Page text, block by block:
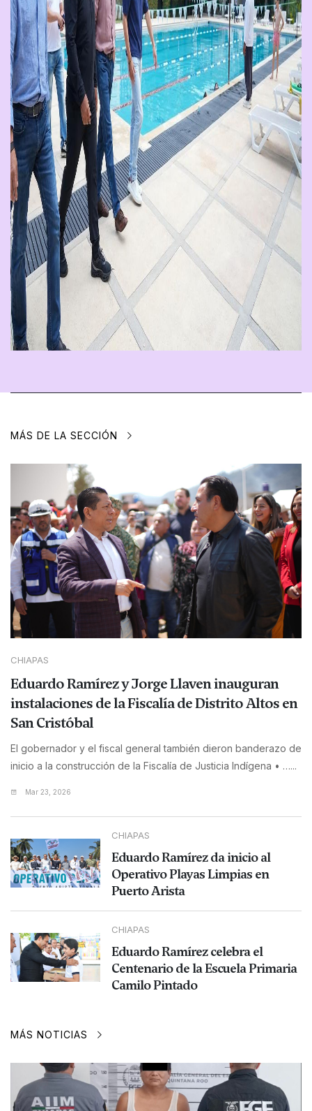
MÁS DE LA SECCIÓN
CHIAPAS
Eduardo Ramírez y Jorge Llaven inauguran
instalaciones de la Fiscalía de Distrito Altos en
San Cristóbal
El gobernador y el fiscal general también dieron banderazo de
inicio a la construcción de la Fiscalía de Justicia Indígena • …...
Mar 23, 2026
CHIAPAS
Eduardo Ramírez da inicio al
Operativo Playas Limpias en
Puerto Arista
CHIAPAS
Eduardo Ramírez celebra el
Centenario de la Escuela Primaria
Camilo Pintado
MÁS NOTICIAS